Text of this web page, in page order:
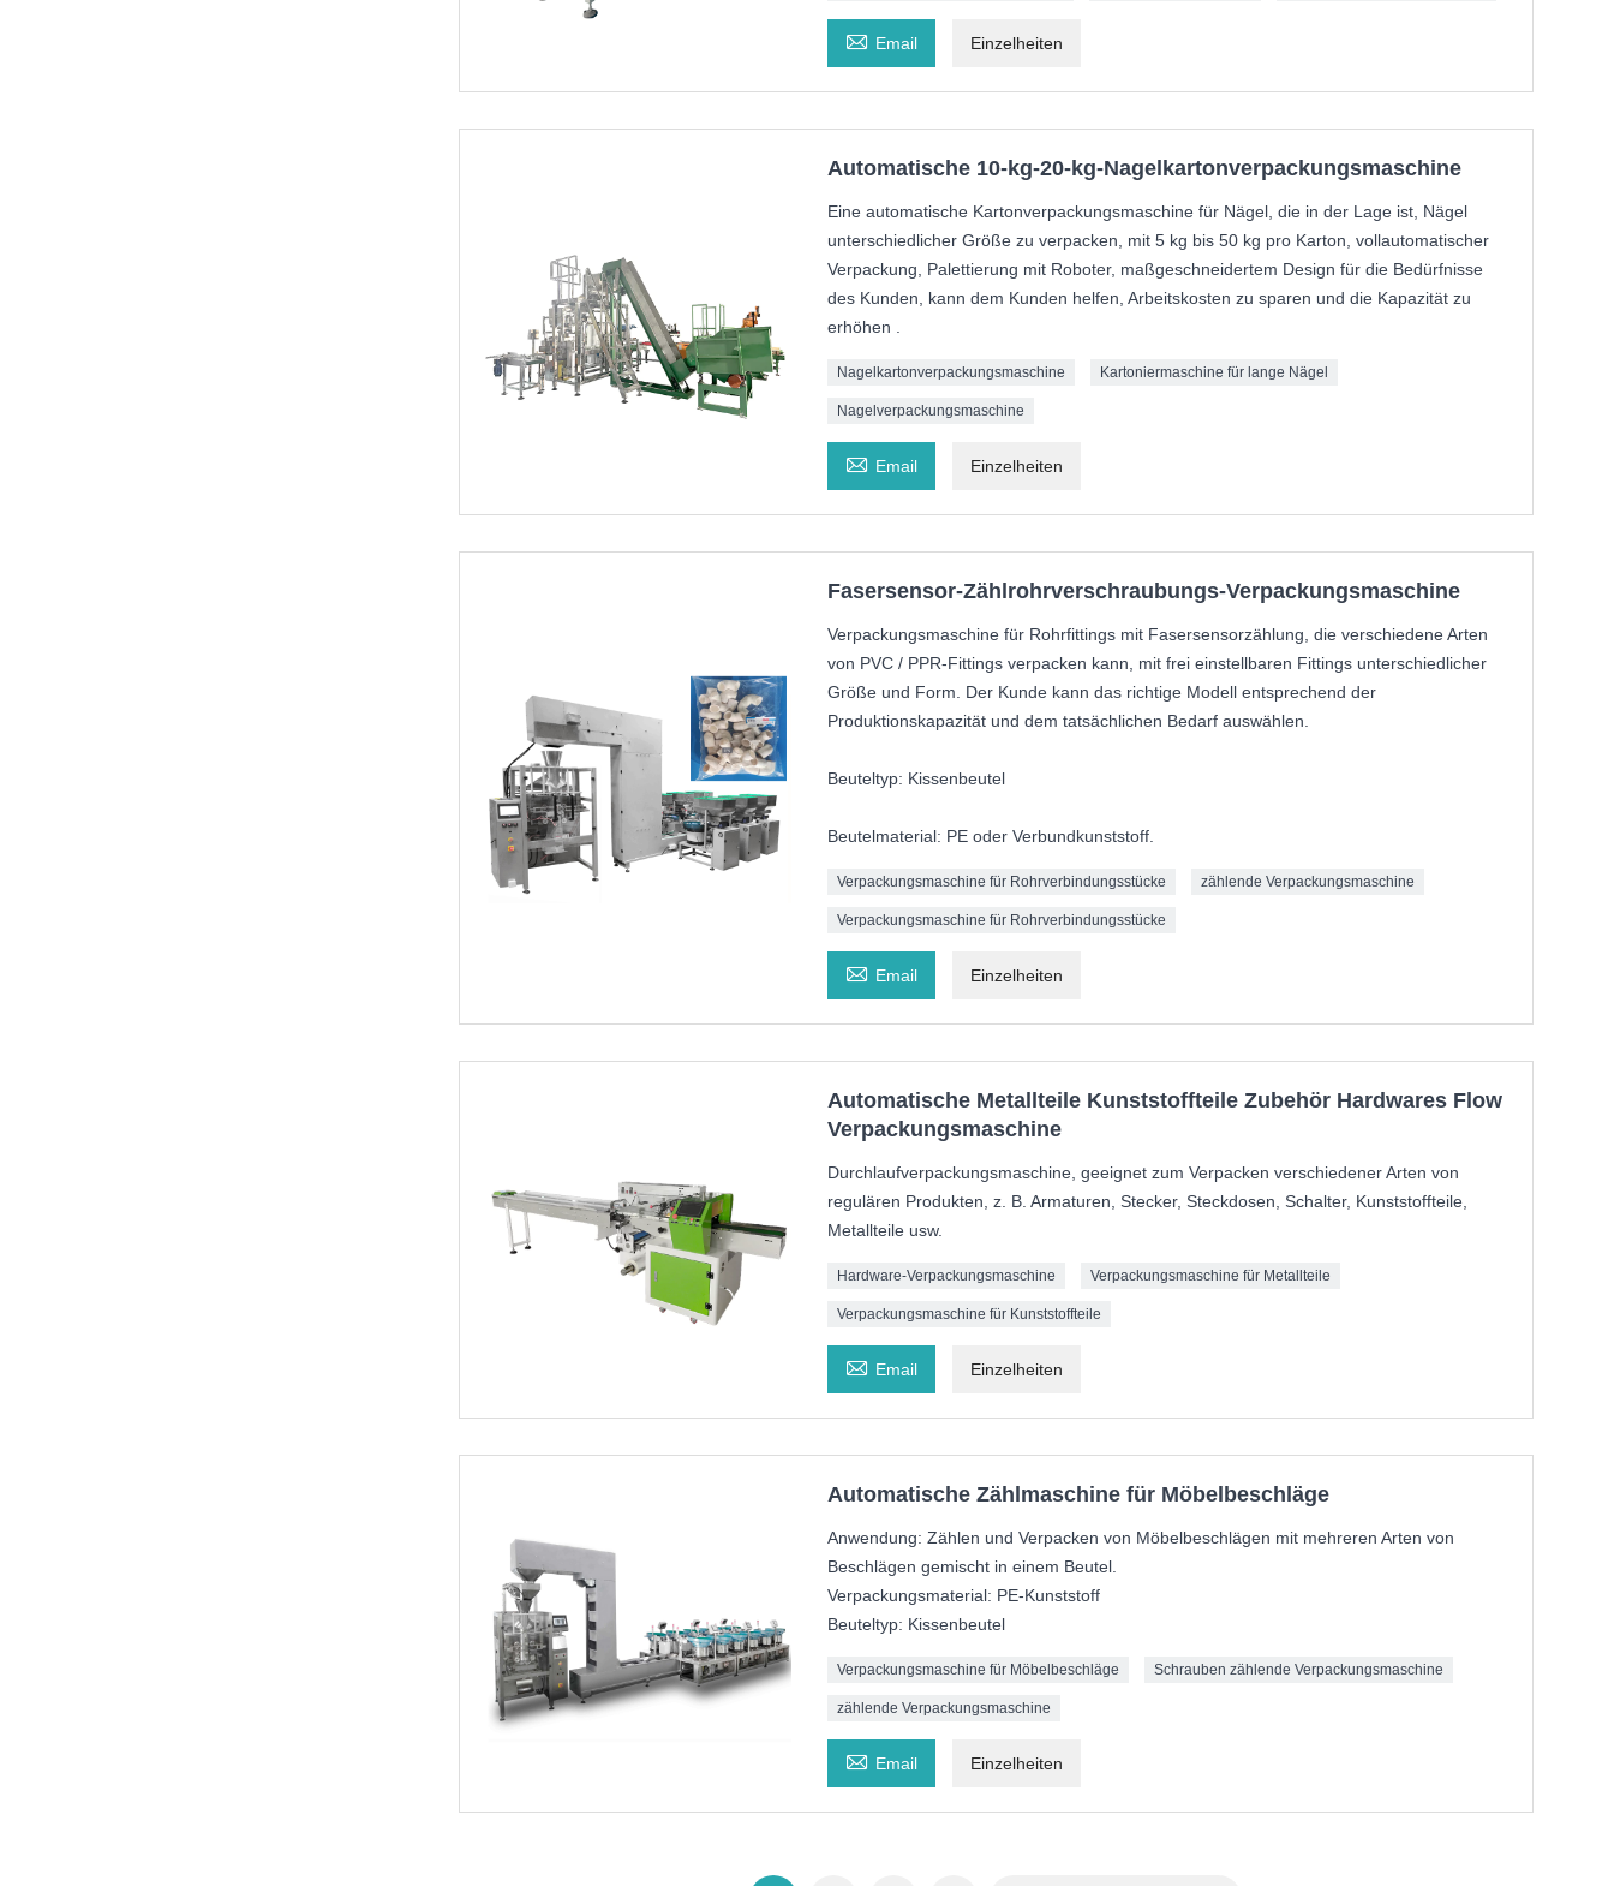
 Email Einzelheiten
Automatische 10-kg-20-kg-Nagelkartonverpackungsmaschine
Eine automatische Kartonverpackungsmaschine für Nägel, die in der Lage ist, Nägel
unterschiedlicher Größe zu verpacken, mit 5 kg bis 50 kg pro Karton, vollautomatischer
Verpackung, Palettierung mit Roboter, maßgeschneidertem Design für die Bedürfnisse
des Kunden, kann dem Kunden helfen, Arbeitskosten zu sparen und die Kapazität zu
erhöhen .
Nagelkartonverpackungsmaschine Kartoniermaschine für lange Nägel
Nagelverpackungsmaschine
 Email Einzelheiten
Fasersensor-Zählrohrverschraubungs-Verpackungsmaschine
Verpackungsmaschine für Rohrfittings mit Fasersensorzählung, die verschiedene Arten
von PVC / PPR-Fittings verpacken kann, mit frei einstellbaren Fittings unterschiedlicher
Größe und Form. Der Kunde kann das richtige Modell entsprechend der
Produktionskapazität und dem tatsächlichen Bedarf auswählen.
Beuteltyp: Kissenbeutel
Beutelmaterial: PE oder Verbundkunststoff.
Verpackungsmaschine für Rohrverbindungsstücke zählende Verpackungsmaschine
Verpackungsmaschine für Rohrverbindungsstücke
 Email Einzelheiten
Automatische Metallteile Kunststoffteile Zubehör Hardwares Flow
Verpackungsmaschine
Durchlaufverpackungsmaschine, geeignet zum Verpacken verschiedener Arten von
regulären Produkten, z. B. Armaturen, Stecker, Steckdosen, Schalter, Kunststoffteile,
Metallteile usw.
Hardware-Verpackungsmaschine Verpackungsmaschine für Metallteile
Verpackungsmaschine für Kunststoffteile
 Email Einzelheiten
Automatische Zählmaschine für Möbelbeschläge
Anwendung: Zählen und Verpacken von Möbelbeschlägen mit mehreren Arten von
Beschlägen gemischt in einem Beutel.
Verpackungsmaterial: PE-Kunststoff
Beuteltyp: Kissenbeutel
Verpackungsmaschine für Möbelbeschläge Schrauben zählende Verpackungsmaschine
zählende Verpackungsmaschine
 Email Einzelheiten